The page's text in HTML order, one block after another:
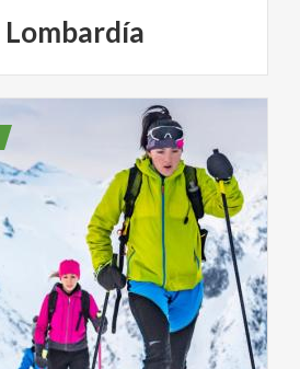
Lombardía